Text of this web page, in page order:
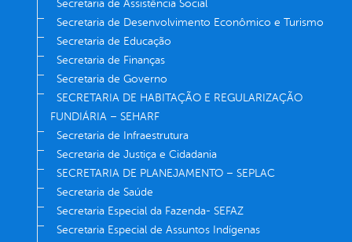
Secretaria de Assistência Social
Secretaria de Desenvolvimento Econômico e Turismo
Secretaria de Educação
Secretaria de Finanças
Secretaria de Governo
SECRETARIA DE HABITAÇÃO E REGULARIZAÇÃO
FUNDIÁRIA – SEHARF
Secretaria de Infraestrutura
Secretaria de Justiça e Cidadania
SECRETARIA DE PLANEJAMENTO – SEPLAC
Secretaria de Saúde
Secretaria Especial da Fazenda- SEFAZ
Secretaria Especial de Assuntos Indígenas